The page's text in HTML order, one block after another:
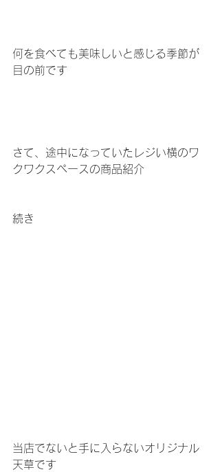
何を食べても美味しいと感じる季節が
目の前です
さて、途中になっていたレジい横のワ
クワクスペースの商品紹介
続き
当店でないと手に入らないオリジナル
天草です